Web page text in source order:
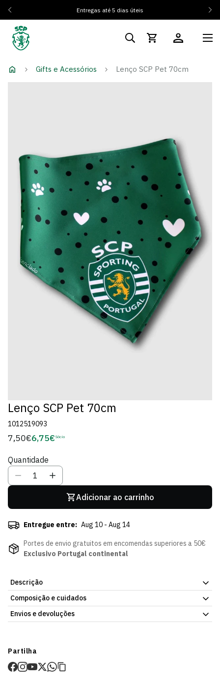
Entregas até 5 dias úteis
Gifts e Acessórios Lenço SCP Pet 70cm
Lenço SCP Pet 70cm
1012519093
Preço
7,50€Preço
Sócio
6,75€ Sócio
Quantidade
Adicionar ao carrinho
Entregue entre: Aug 10 - Aug 14
Portes de envio gratuitos em encomendas superiores a 50€
Exclusivo Portugal continental
Descrição
O Sporting CP ao pescoço do teu pet de grande porte. O Lenço
SCP Pet de 70cm é o acessório perfeito para os cães maiores
mostrarem o orgulho sportinguista em cada saída. Em material
Composição e cuidados
Envios e devoluções
Prazo estimado de entrega varia consoante o destino e método
de envio.
Partilha